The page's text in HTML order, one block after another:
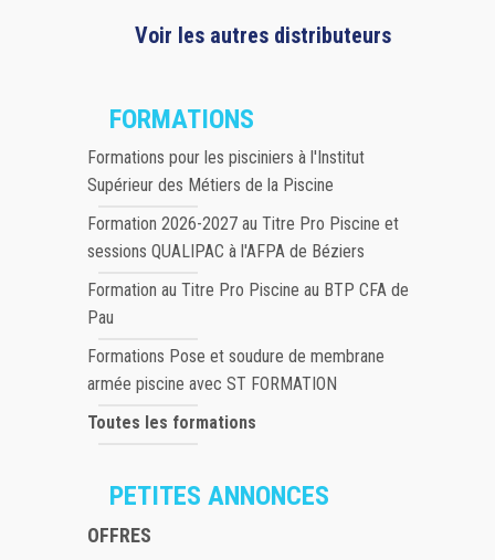
Voir les autres distributeurs
FORMATIONS
Formations pour les pisciniers à l'Institut
Supérieur des Métiers de la Piscine
Formation 2026-2027 au Titre Pro Piscine et
sessions QUALIPAC à l'AFPA de Béziers
Formation au Titre Pro Piscine au BTP CFA de
Pau
Formations Pose et soudure de membrane
armée piscine avec ST FORMATION
Toutes les formations
PETITES ANNONCES
OFFRES